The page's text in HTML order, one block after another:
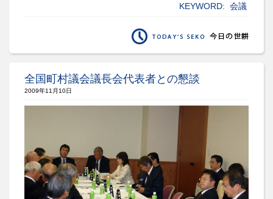
KEYWORD: 会議
全国町村議会議長会代表者との懇談
2009年11月10日